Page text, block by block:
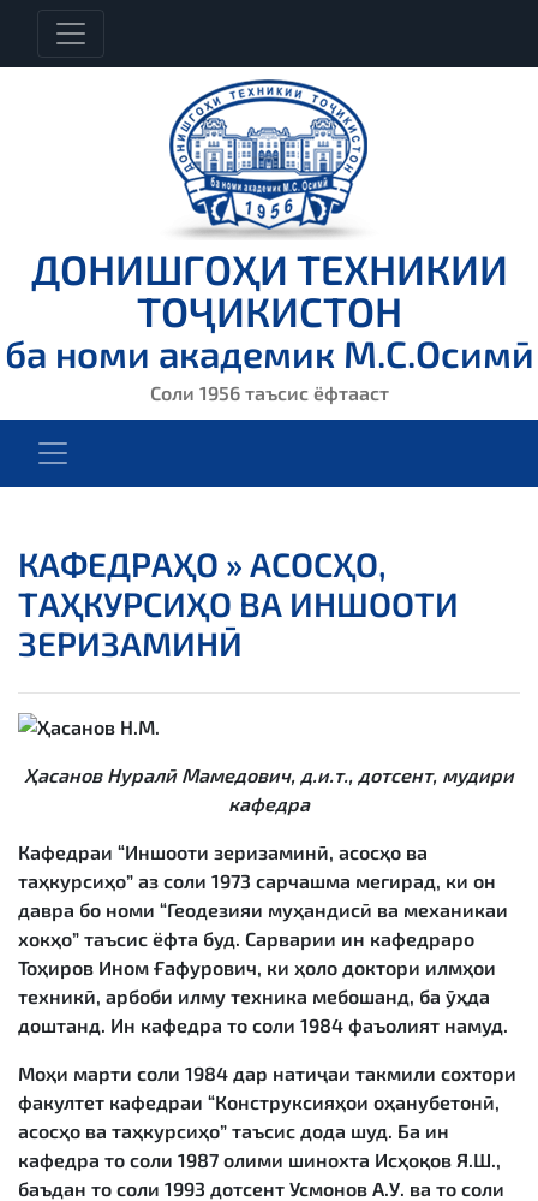
ДОНИШГОҲИ ТЕХНИКИИ
ТОҶИКИСТОН
ба номи академик М.С.Осимӣ
Соли 1956 таъсис ёфтааст
КАФЕДРАҲО » АСОСҲО,
ТАҲКУРСИҲО ВА ИНШООТИ
ЗЕРИЗАМИНӢ
Ҳасанов Нуралӣ Мамедович, д.и.т., дотсент, мудири
кафедра
Кафедраи “Иншооти зеризаминӣ, асосҳо ва
таҳкурсиҳо” аз соли 1973 сарчашма мегирад, ки он
давра бо номи “Геодезияи муҳандисӣ ва механикаи
хокҳо” таъсис ёфта буд. Сарварии ин кафедраро
Тоҳиров Ином Ғафурович, ки ҳоло доктори илмҳои
техникӣ, арбоби илму техника мебошанд, ба ӯҳда
доштанд. Ин кафедра то соли 1984 фаъолият намуд.
Моҳи марти соли 1984 дар натиҷаи такмили сохтори
факултет кафедраи “Конструксияҳои оҳанубетонӣ,
асосҳо ва таҳкурсиҳо” таъсис дода шуд. Ба ин
кафедра то соли 1987 олими шинохта Исҳоқов Я.Ш.,
баъдан то соли 1993 дотсент Усмонов А.У. ва то соли